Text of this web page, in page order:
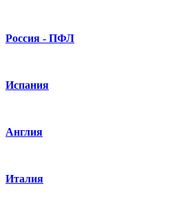
Россия - ПФЛ
Испания
Англия
Италия